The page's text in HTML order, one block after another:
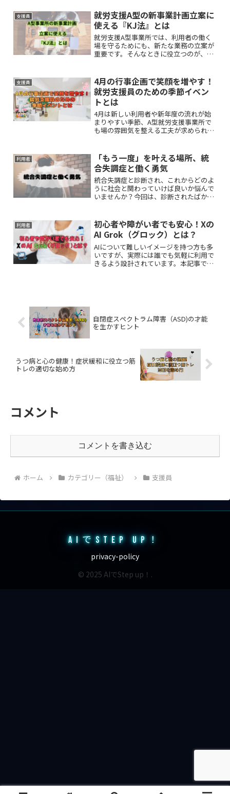
支援員
就労支援A型の新事業計画立案に
使える『KJ法』とは
就労支援A型事業所では、利用者の働く
場を守るためにも、新たな業務の立案が
重要です。そんなときに役立つのが、情
その基本と活用法を、わかりやすくご紹
介します。
支援員
4月の行事企画で笑顔を増やす！
就労支援員のための季節イベン
トとは
4月は新しい利用者や新年度の流れが始
まりやすい季節、A型就労支援事業所で
も場の雰囲気を整える工夫が求められま
の季節イベントを支援に活かす考え方と
実践例を解説します。
利用者
「もう一度」を叶える場所、統
合失調症と働く勇気
統合失調症と診断され、これからどのよ
うに社会と関わっていけば良いか悩んで
いませんか？今回は、診断されたばかり
場所となるのかについてお伝えします。
利用者
初心者や障がい者でも安心！Xの
AI Grok（グロック）とは？
AIについて難しいイメージを持つ方も多
いですが、実際には誰でも気軽に利用で
きるよう設計されています。本記事で
自閉症スペクトラム障害（ASD)の才能
を生かすヒント
うつ病と心の健康！症状緩和に役立つ筋
トレの適切な始め方
コメント
コメントを書き込む
ホーム カテゴリー（福祉） 支援員
AIでSTEP UP！
privacy-policy
© 2025 AIでStep up！.